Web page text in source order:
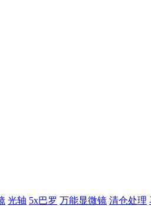
光轴 5x巴罗 万能显微镜 清仓处理